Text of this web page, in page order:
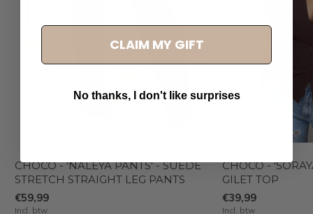
CHOCO - 'NALEYA PANTS' - SUEDE
STRETCH STRAIGHT LEG PANTS
€59,99
Incl. btw
CHOCO -
GILET TOP
€39,99
Incl. btw
CLAIM MY GIFT
No thanks, I don't like surprises